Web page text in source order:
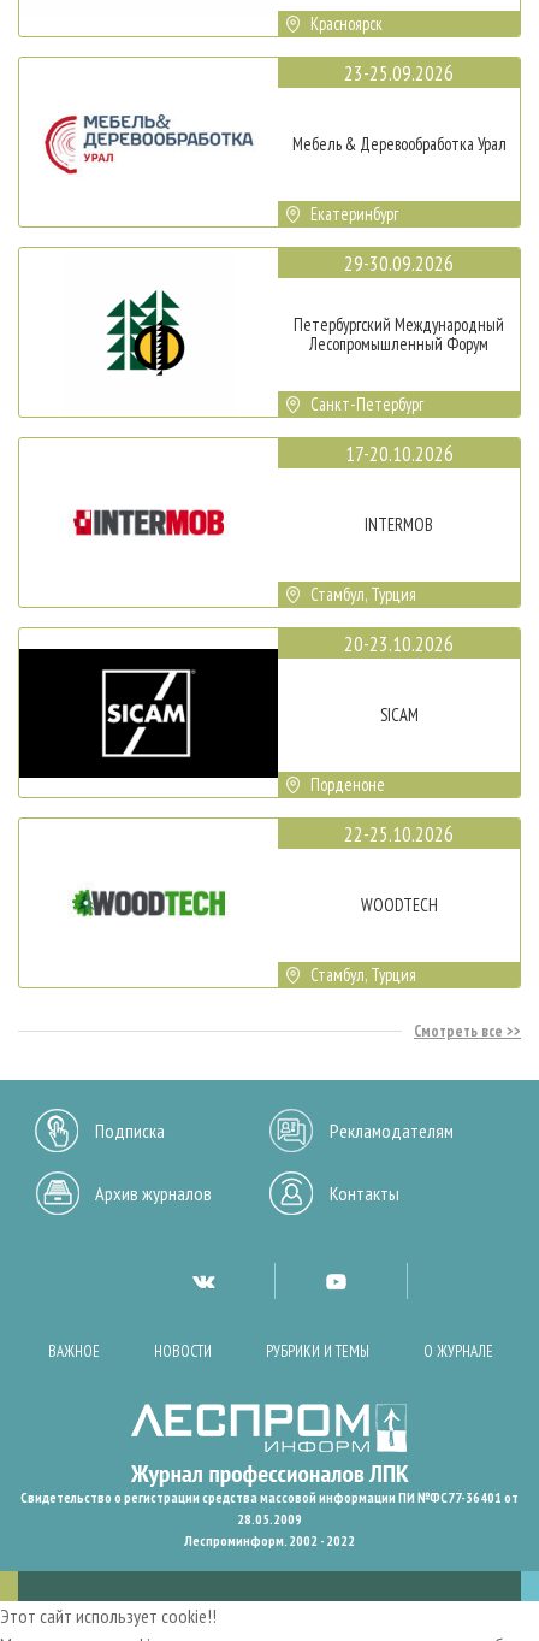
Красноярск
23-25.09.2026
Мебель & Деревообработка Урал
Екатеринбург
29-30.09.2026
Петербургский Международный
Лесопромышленный Форум
Санкт-Петербург
17-20.10.2026
INTERMOB
Стамбул, Турция
20-23.10.2026
SICAM
Порденоне
22-25.10.2026
WOODTECH
Стамбул, Турция
Смотреть все
Подписка Рекламодателям
Архив журналов Контакты
ВАЖНОЕ НОВОСТИ РУБРИКИ И ТЕМЫ О ЖУРНАЛЕ
Свидетельство о регистрации средства массовой информации ПИ №ФС77-36401 от
28.05.2009
Леспроминформ. 2002 - 2022
Этот сайт использует cookie!!